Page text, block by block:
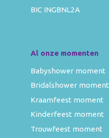
BIC INGBNL2A
Al onze momenten
Babyshower moment
Bridalshower moment
Kraamfeest moment
Kinderfeest moment
Trouwfeest moment